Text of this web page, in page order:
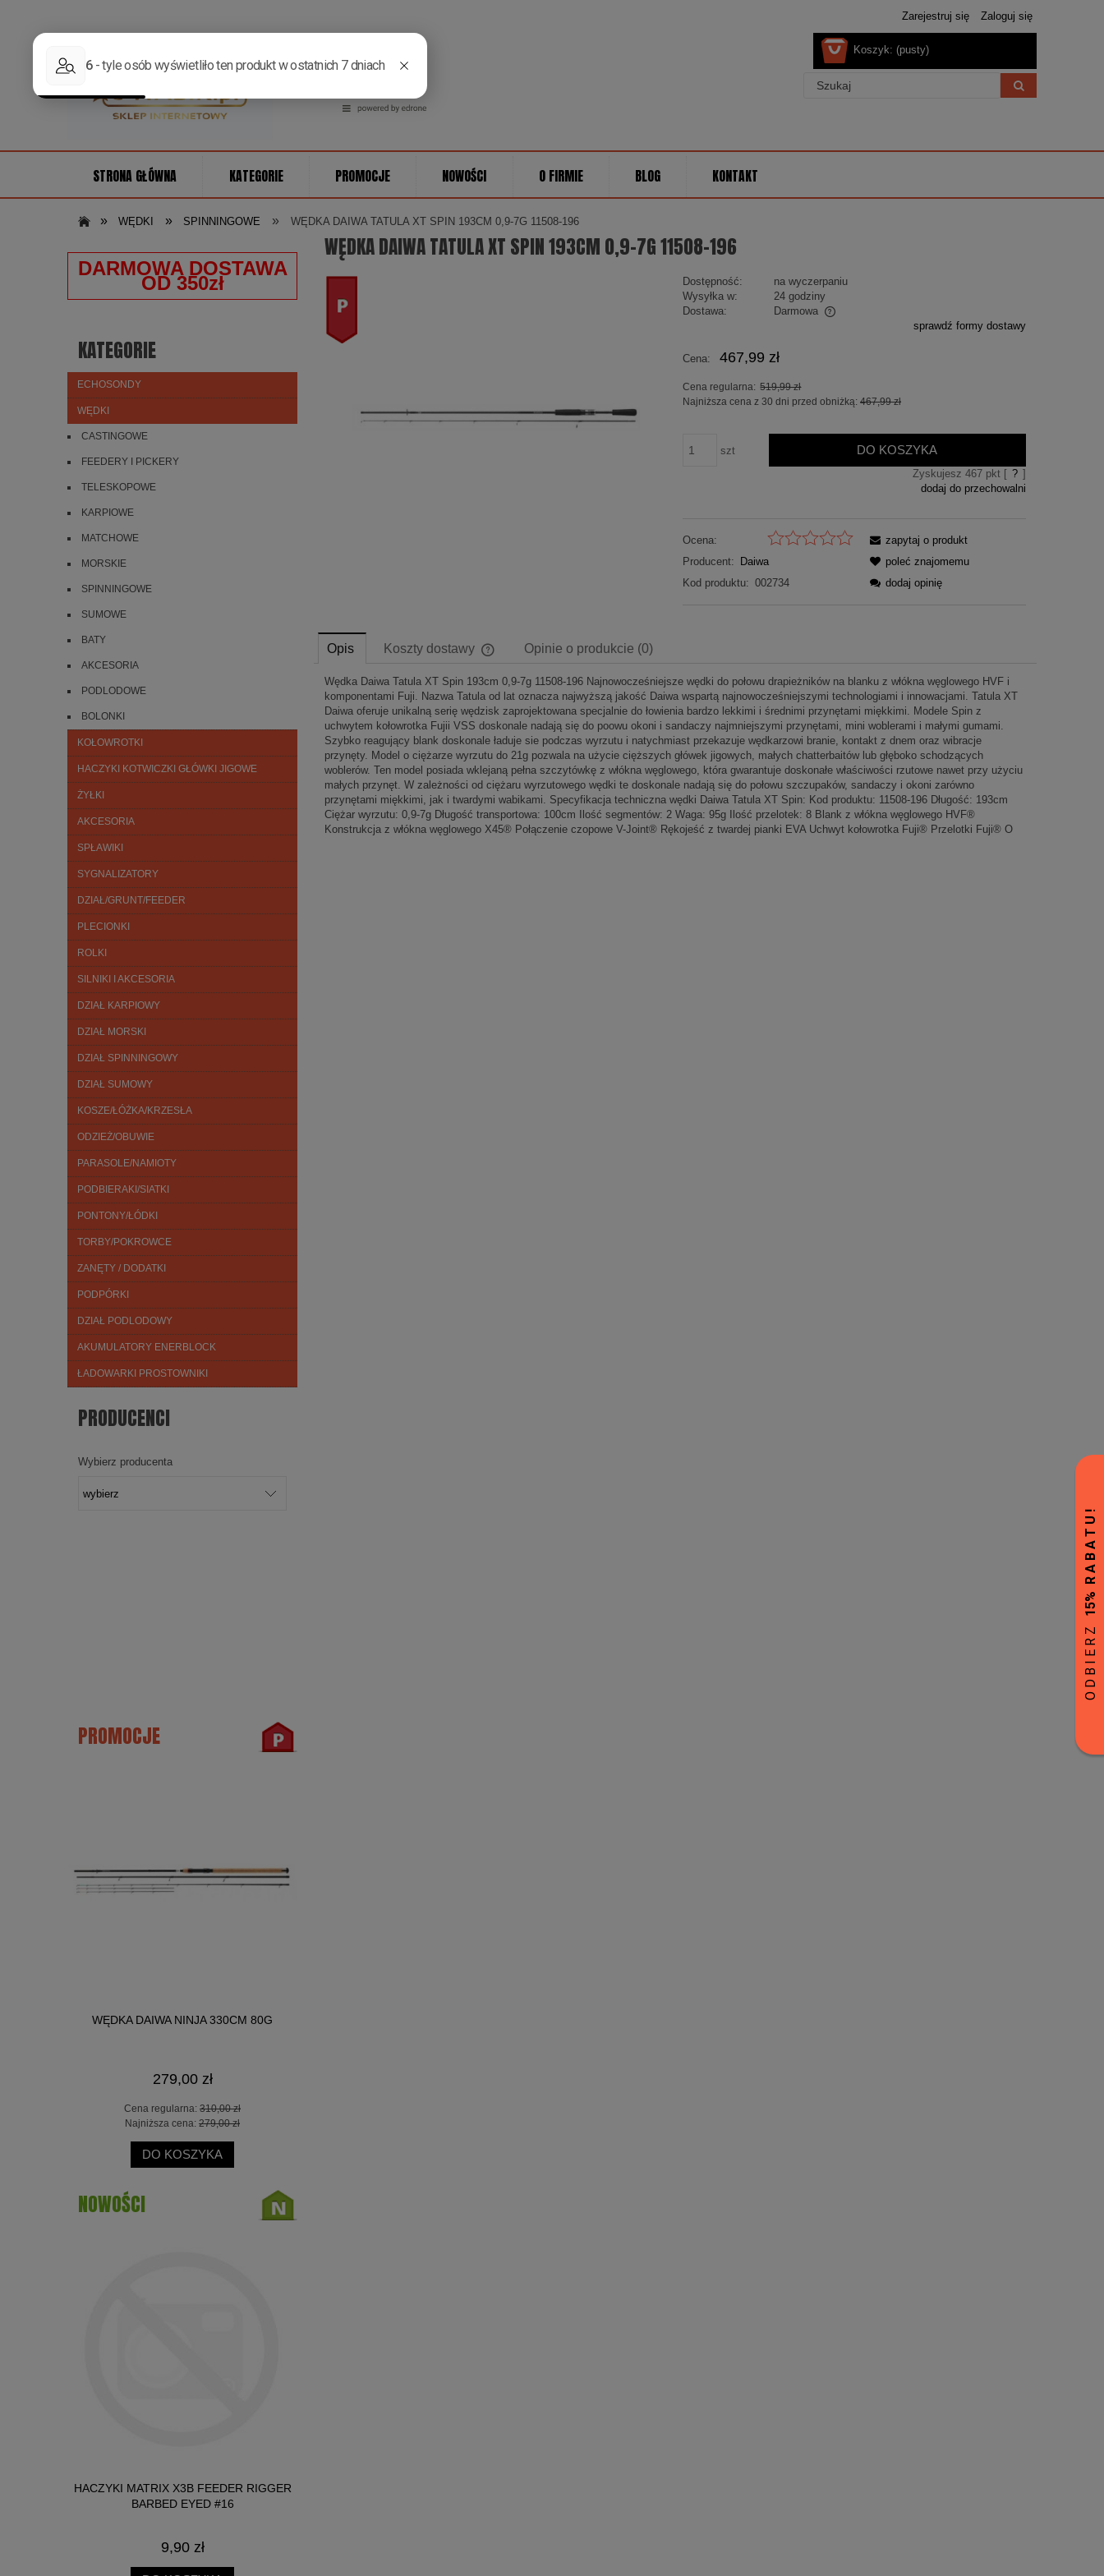
Zarejestruj się Zaloguj się
Koszyk: (pusty)
STRONA GŁÓWNA KATEGORIE PROMOCJE NOWOŚCI O FIRMIE BLOG KONTAKT
» WĘDKI » SPINNINGOWE » WĘDKA DAIWA TATULA XT SPIN 193CM 0,9-7G 11508-196
DARMOWA DOSTAWA
OD 350zł
KATEGORIE
ECHOSONDY
WĘDKI
CASTINGOWE
FEEDERY I PICKERY
TELESKOPOWE
KARPIOWE
MATCHOWE
MORSKIE
SPINNINGOWE
SUMOWE
BATY
AKCESORIA
PODLODOWE
BOLONKI
KOŁOWROTKI
HACZYKI KOTWICZKI GŁÓWKI JIGOWE
ŻYŁKI
AKCESORIA
SPŁAWIKI
SYGNALIZATORY
DZIAŁ/GRUNT/FEEDER
PLECIONKI
ROLKI
SILNIKI I AKCESORIA
DZIAŁ KARPIOWY
DZIAŁ MORSKI
DZIAŁ SPINNINGOWY
DZIAŁ SUMOWY
KOSZE/ŁÓŻKA/KRZESŁA
ODZIEŻ/OBUWIE
PARASOLE/NAMIOTY
PODBIERAKI/SIATKI
PONTONY/ŁÓDKI
TORBY/POKROWCE
ZANĘTY / DODATKI
PODPÓRKI
DZIAŁ PODLODOWY
AKUMULATORY ENERBLOCK
ŁADOWARKI PROSTOWNIKI
PRODUCENCI
Wybierz producenta
PROMOCJE
WĘDKA DAIWA NINJA 330CM 80G
279,00 zł
Cena regularna: 310,00 zł
Najniższa cena: 279,00 zł
DO KOSZYKA
NOWOŚCI
HACZYKI MATRIX X3B FEEDER RIGGER
BARBED EYED #16
9,90 zł
WĘDKA DAIWA TATULA XT SPIN 193CM 0,9-7G 11508-196
Dostępność:
na wyczerpaniu
Wysyłka w:
24 godziny
Dostawa:
Darmowa
sprawdź formy dostawy
Cena: 467,99 zł
Cena regularna: 519,99 zł
Najniższa cena z 30 dni przed obniżką:467,99 zł
szt DO KOSZYKA
Zyskujesz 467pkt [ ? ]
dodaj do przechowalni
Ocena:
Producent:
Daiwa
Kod produktu: 002734
zapytaj o produkt
poleć znajomemu
dodaj opinię
Opis Koszty dostawy
Cena nie zawiera ewentualnych kosztów
płatności
Opinie o produkcie (0)
Wędka Daiwa Tatula XT Spin 193cm 0,9-7g 11508-196 Najnowocześniejsze wędki do połowu drapieżników na blanku z włókna węglowego HVF i
komponentami Fuji. Nazwa Tatula od lat oznacza najwyższą jakość Daiwa wspartą najnowocześniejszymi technologiami i innowacjami. Tatula XT
Daiwa oferuje unikalną serię wędzisk zaprojektowana specjalnie do łowienia bardzo lekkimi i średnimi przynętami miękkimi. Modele Spin z
uchwytem kołowrotka Fujii VSS doskonale nadają się do poowu okoni i sandaczy najmniejszymi przynętami, mini woblerami i małymi gumami.
Szybko reagujący blank doskonale ładuje sie podczas wyrzutu i natychmiast przekazuje wędkarzowi branie, kontakt z dnem oraz wibracje
przynęty. Model o ciężarze wyrzutu do 21g pozwala na użycie cięższych główek jigowych, małych chatterbaitów lub głęboko schodzących
woblerów. Ten model posiada wklejaną pełna szczytówkę z włókna węglowego, która gwarantuje doskonałe właściwości rzutowe nawet przy użyciu
małych przynęt. W zależności od ciężaru wyrzutowego wędki te doskonale nadają się do połowu szczupaków, sandaczy i okoni zarówno
przynętami miękkimi, jak i twardymi wabikami. Specyfikacja techniczna wędki Daiwa Tatula XT Spin: Kod produktu: 11508-196 Długość: 193cm
Ciężar wyrzutu: 0,9-7g Długość transportowa: 100cm Ilość segmentów: 2 Waga: 95g Ilość przelotek: 8 Blank z włókna węglowego HVF®
Konstrukcja z włókna węglowego X45® Połączenie czopowe V-Joint® Rękojeść z twardej pianki EVA Uchwyt kołowrotka Fuji® Przelotki Fuji® O